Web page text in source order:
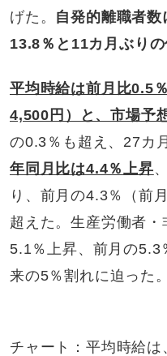
げた。 自発的離職者
13.8％と11カ月ぶり
平均時給は前月比0.5
4,500円）と、市場予
の0.3％も超え、27カ
年同月比は4.4％上昇
り、前月の4.3％（前
超えた。生産労働者
5.1％上昇、前月の5.3
来の5％割れに迫った。
チャート：平均時給